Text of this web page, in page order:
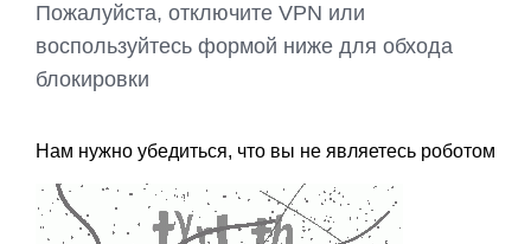
Пожалуйста, отключите VPN или
воспользуйтесь формой ниже для обхода
блокировки
Нам нужно убедиться, что вы не являетесь роботом